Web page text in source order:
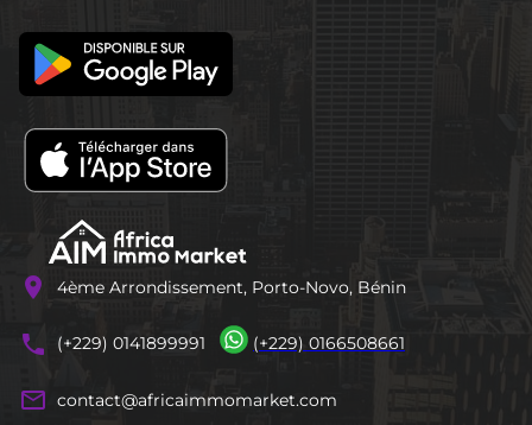
location_on 4ème Arrondissement, Porto-Novo, Bénin
phones(+229) 0141899991 (+229) 0166508661
mail_outline contact@africaimmomarket.com